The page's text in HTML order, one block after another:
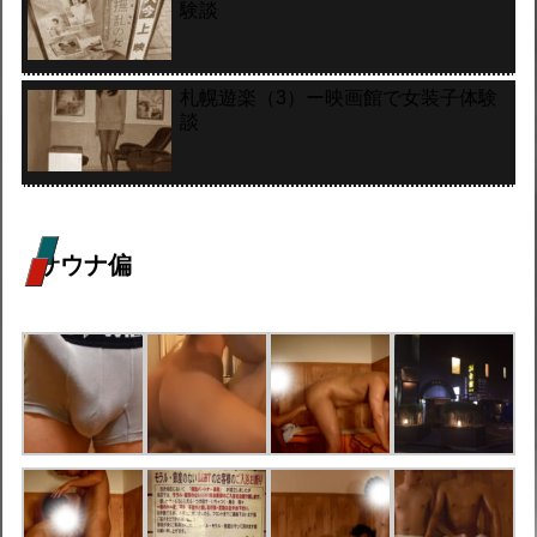
験談
札幌遊楽（3）ー映画館で女装子体験
談
サウナ偏